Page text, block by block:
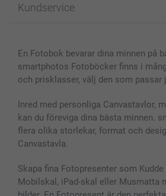
Fotoböcker
Skal till Mobil & Surfplatta
MyNameBook
Fotoramar & Tillbehör
Presentkort
Alla fotoprodukter
För affiliates
Sitemap
Villkor och garantier
Kundservice
smartbonus
Priser & betalning
En Fotobok bevarar dina minnen på
smartphotos Fotoböcker finns i
och prisklasser, välj den som passar
Inred med personliga Canvastavlor,
kan du föreviga dina bästa minnen.
flera olika storlekar, format och
Canvastavla.
Skapa fina Fotopresenter som
Mobilskal, iPad-skal eller Musmatta